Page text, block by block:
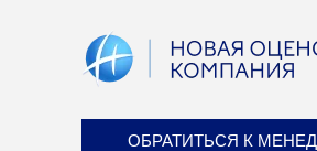
ОБРАТИТЬСЯ К